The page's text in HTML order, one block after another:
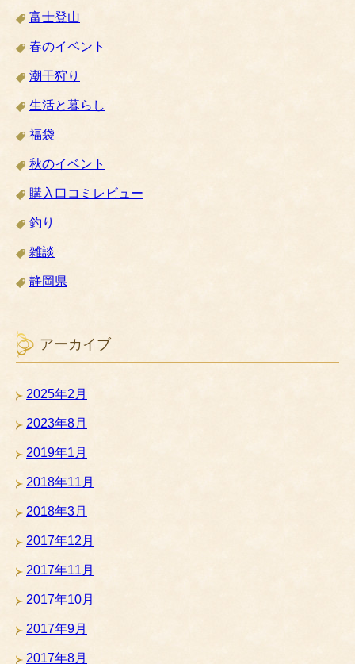
富士登山
春のイベント
潮干狩り
生活と暮らし
福袋
秋のイベント
購入口コミレビュー
釣り
雑談
静岡県
アーカイブ
2025年2月
2023年8月
2019年1月
2018年11月
2018年3月
2017年12月
2017年11月
2017年10月
2017年9月
2017年8月